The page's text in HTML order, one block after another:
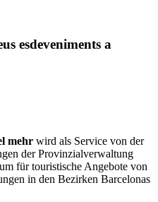
esdeveniments a
mehr wird als Service von der
der Provinzialverwaltung
für touristische Angebote von
in den Bezirken Barcelonas